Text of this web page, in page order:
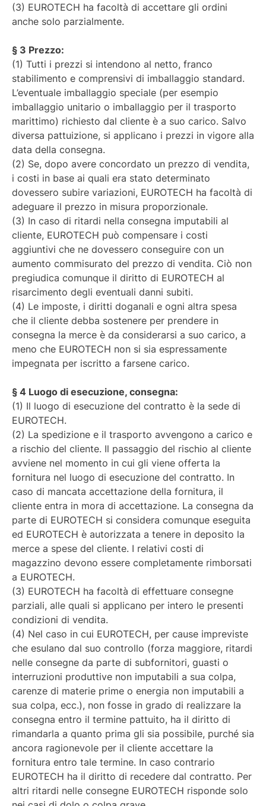
(3) EUROTECH ha facoltà di accettare gli ordini
anche solo parzialmente.
§ 3 Prezzo:
(1) Tutti i prezzi si intendono al netto, franco
stabilimento e comprensivi di imballaggio standard.
L’eventuale imballaggio speciale (per esempio
imballaggio unitario o imballaggio per il trasporto
marittimo) richiesto dal cliente è a suo carico. Salvo
diversa pattuizione, si applicano i prezzi in vigore alla
data della consegna.
(2) Se, dopo avere concordato un prezzo di vendita,
i costi in base ai quali era stato determinato
dovessero subire variazioni, EUROTECH ha facoltà di
adeguare il prezzo in misura proporzionale.
(3) In caso di ritardi nella consegna imputabili al
cliente, EUROTECH può compensare i costi
aggiuntivi che ne dovessero conseguire con un
aumento commisurato del prezzo di vendita. Ciò non
pregiudica comunque il diritto di EUROTECH al
risarcimento degli eventuali danni subiti.
(4) Le imposte, i diritti doganali e ogni altra spesa
che il cliente debba sostenere per prendere in
consegna la merce è da considerarsi a suo carico, a
meno che EUROTECH non si sia espressamente
impegnata per iscritto a farsene carico.
§ 4 Luogo di esecuzione, consegna:
(1) Il luogo di esecuzione del contratto è la sede di
EUROTECH.
(2) La spedizione e il trasporto avvengono a carico e
a rischio del cliente. Il passaggio del rischio al cliente
avviene nel momento in cui gli viene offerta la
fornitura nel luogo di esecuzione del contratto. In
caso di mancata accettazione della fornitura, il
cliente entra in mora di accettazione. La consegna da
parte di EUROTECH si considera comunque eseguita
ed EUROTECH è autorizzata a tenere in deposito la
merce a spese del cliente. I relativi costi di
magazzino devono essere completamente rimborsati
a EUROTECH.
(3) EUROTECH ha facoltà di effettuare consegne
parziali, alle quali si applicano per intero le presenti
condizioni di vendita.
(4) Nel caso in cui EUROTECH, per cause impreviste
che esulano dal suo controllo (forza maggiore, ritardi
nelle consegne da parte di subfornitori, guasti o
interruzioni produttive non imputabili a sua colpa,
carenze di materie prime o energia non imputabili a
sua colpa, ecc.), non fosse in grado di realizzare la
consegna entro il termine pattuito, ha il diritto di
rimandarla a quanto prima gli sia possibile, purché sia
ancora ragionevole per il cliente accettare la
fornitura entro tale termine. In caso contrario
EUROTECH ha il diritto di recedere dal contratto. Per
altri ritardi nelle consegne EUROTECH risponde solo